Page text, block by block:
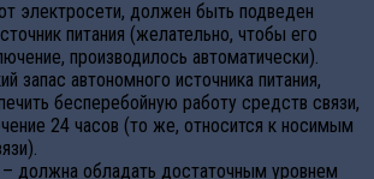
электросети, должен быть подведен
питания (желательно, чтобы его
производилось автоматически).
запас автономного источника питания,
бесперебойную работу средств связи,
24 часов (то же, относится к носимым
– должна обладать достаточным уровнем